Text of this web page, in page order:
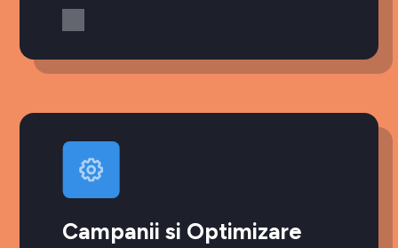
Campanii si Optimizare